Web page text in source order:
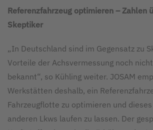
Referenzfahrzeug optimieren – Zahlen
Skeptiker
„In Deutschland sind im Gegensatz zu
Vorteile der Achsvermessung noch
bekannt“, so Kühling weiter. JOSAM
Werkstätten deshalb, ein
Fahrzeugflotte zu optimieren und
anderen Lkws laufen zu lassen. Der